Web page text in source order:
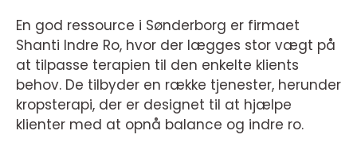
En god ressource i Sønderborg er firmaet
Shanti Indre Ro, hvor der lægges stor vægt på
at tilpasse terapien til den enkelte klients
behov. De tilbyder en række tjenester, herunder
kropsterapi, der er designet til at hjælpe
klienter med at opnå balance og indre ro.